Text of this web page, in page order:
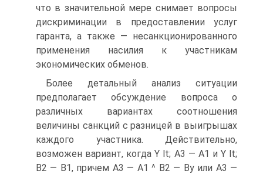
что в значительной мере снимает вопросы
дискриминации в предоставлении услуг
гаранта, а также — несанкционированного
применения насилия к участникам
экономических обменов.
Более детальный анализ ситуации
предполагает обсуждение вопроса о
различных вариантах соотношения
величины санкций с разницей в выигрышах
каждого участника. Действительно,
возможен вариант, когда Y lt; A3 — А1 и Y lt;
B2 — B1, причем А3 — А1 ^ B2 — By или А3 —